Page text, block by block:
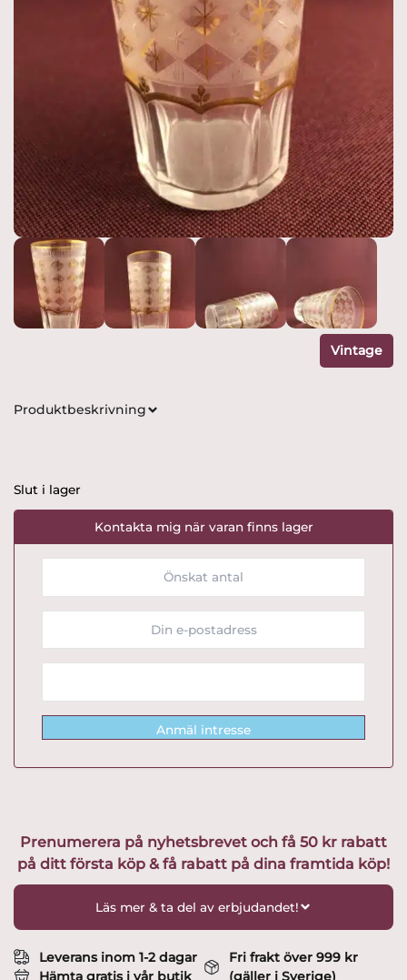
Vintage
Produktbeskrivning
Slut i lager
Kontakta mig när varan finns lager
Anmäl intresse
Prenumerera på nyhetsbrevet och få 50 kr rabatt
på ditt första köp & få rabatt på dina framtida köp!
Läs mer & ta del av erbjudandet!
Leverans inom 1-2 dagar
Hämta gratis i vår butik
Fri frakt över 999 kr
(gäller i Sverige)